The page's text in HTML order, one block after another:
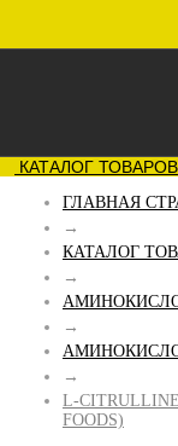
КАТАЛОГ ТОВАРОВ
ГЛАВНАЯ
→
КАТАЛОГ
→
→
→
L-
FOODS)